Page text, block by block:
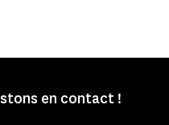
en contact !